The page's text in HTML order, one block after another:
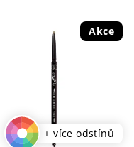
Akce
+ více odstínů